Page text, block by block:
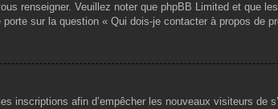
renseigner. Veuillez noter que phpBB Limited et que
sur la question « Qui dois-je contacter à propos de
inscriptions afin d’empêcher les nouveaux visiteurs